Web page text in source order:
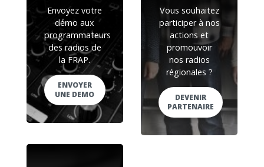
Envoyez votre
démo aux
programmateurs
des radios de
la FRAP.
ENVOYER
UNE DEMO
Vous souhaitez
participer à nos
actions et
promouvoir
nos radios
régionales ?
DEVENIR
PARTENAIRE